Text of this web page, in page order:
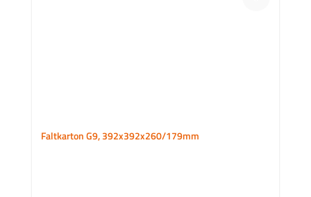
Faltkarton G9, 392x392x260/179mm